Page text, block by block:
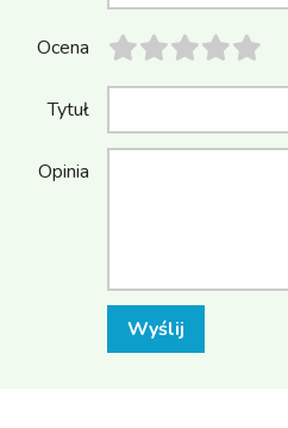
Ocena
Tytuł
Opinia
Wyślij